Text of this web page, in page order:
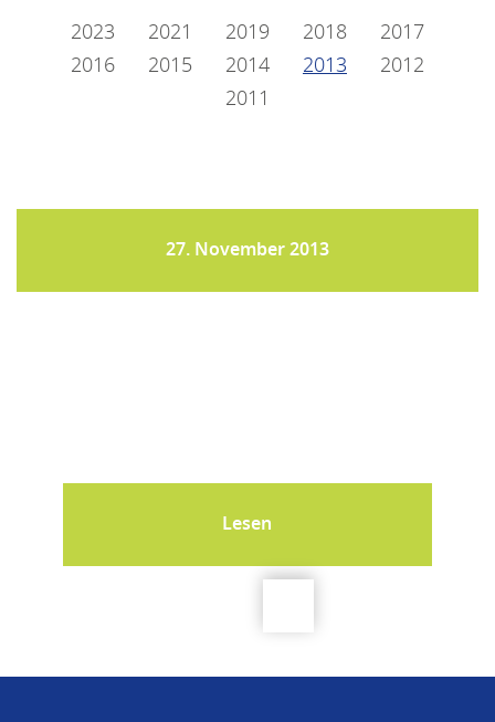
2023 2021 2019 2018
2017
2016
2015 2014 2013
2012
2011
27. November 2013
Lesen